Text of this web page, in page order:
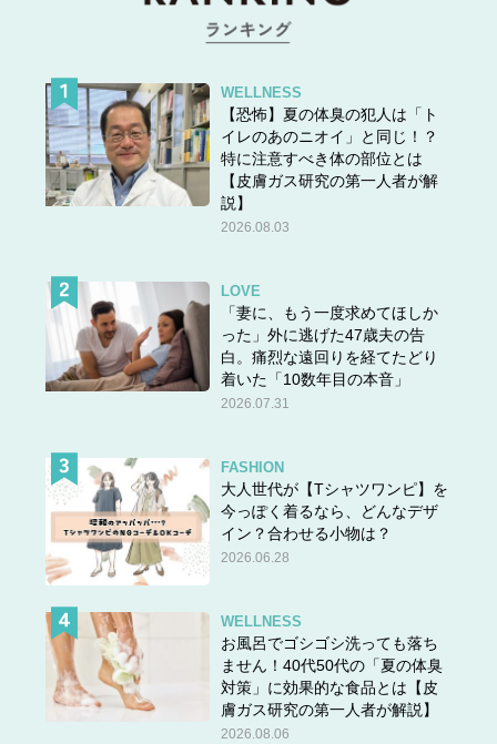
スポンサーリンク
WELLNESS
【恐怖】夏の体臭の犯人は「ト
イレのあのニオイ」と同じ！？
特に注意すべき体の部位とは
【皮膚ガス研究の第一人者が解
説】
2026.08.03
LOVE
「妻に、もう一度求めてほしか
った」外に逃げた47歳夫の告
白。痛烈な遠回りを経てたどり
着いた「10数年目の本音」
2026.07.31
FASHION
大人世代が【Tシャツワンピ】を
今っぽく着るなら、どんなデザ
イン？合わせる小物は？
2026.06.28
WELLNESS
お風呂でゴシゴシ洗っても落ち
ません！40代50代の「夏の体臭
対策」に効果的な食品とは【皮
膚ガス研究の第一人者が解説】
2026.08.06